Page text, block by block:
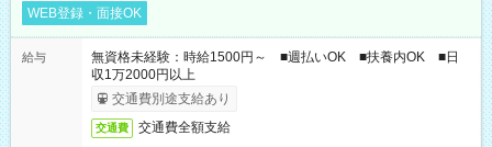
WEB登録・面接OK
給与
無資格未経験：時給1500円～ ■週払いOK ■扶養内OK ■日
収1万2000円以上
交通費別途支給あり
交通費 交通費全額支給